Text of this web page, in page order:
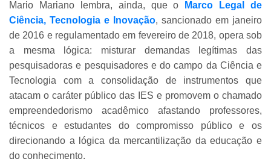
Mario Mariano lembra, ainda, que o
Marco Legal de
Ciência, Tecnologia e Inovação, sancionado em janeiro
de 2016 e regulamentado em fevereiro de 2018, opera sob
a mesma lógica: misturar demandas legítimas das
pesquisadoras e pesquisadores e do campo da Ciência e
Tecnologia com a consolidação de instrumentos que
atacam o caráter público das IES e promovem o chamado
empreendedorismo acadêmico afastando professores,
técnicos e estudantes do compromisso público e os
direcionando a lógica da mercantilização da educação e
do conhecimento.